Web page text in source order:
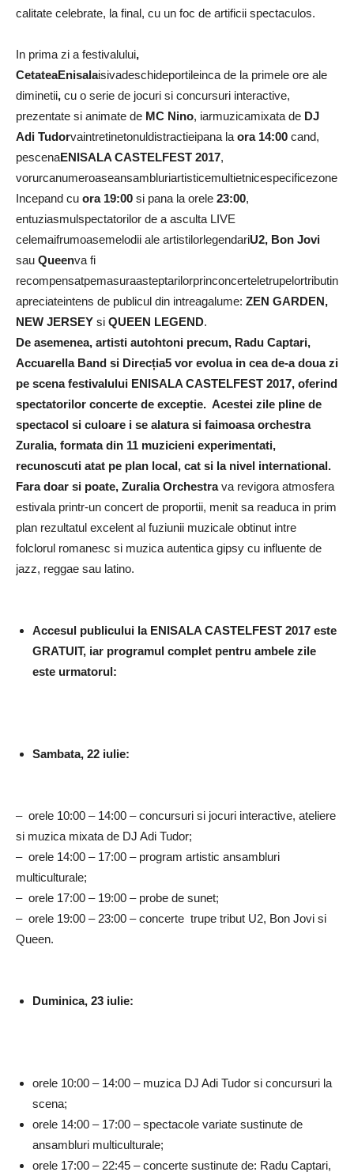
calitate celebrate, la final, cu un foc de artificii spectaculos.
In prima zi a festivalului,
CetateaEnisalaisivadeschideportileinca de la primele ore ale
diminetii, cu o serie de jocuri si concursuri interactive,
prezentate si animate de MC Nino, iarmuzicamixata de DJ
Adi Tudorvaintretinetonuldistractieipana la ora 14:00 cand,
pescenaENISALA CASTELFEST 2017,
Incepand cu ora 19:00 si pana la orele 23:00,
entuziasmulspectatorilor de a asculta LIVE
celemaifrumoasemelodii ale artistilorlegendariU2, Bon Jovi
sau Queenva fi
apreciateintens de publicul din intreagalume: ZEN GARDEN,
NEW JERSEY si QUEEN LEGEND.
De asemenea, artisti autohtoni precum, Radu Captari,
Accuarella Band si Direcția5 vor evolua in cea de-a doua zi
pe scena festivalului ENISALA CASTELFEST 2017, oferind
spectatorilor concerte de exceptie. Acestei zile pline de
spectacol si culoare i se alatura si faimoasa orchestra
Zuralia, formata din 11 muzicieni experimentati,
recunoscuti atat pe plan local, cat si la nivel international.
Fara doar si poate, Zuralia Orchestrava revigora atmosfera
estivala printr-un concert de proportii, menit sa readuca in prim
plan rezultatul excelent al fuziunii muzicale obtinut intre
folclorul romanesc si muzica autentica gipsy cu influente de
jazz, reggae sau latino.
Accesul publicului la ENISALA CASTELFEST 2017 este
GRATUIT, iar programul complet pentru ambele zile
este urmatorul:
Sambata, 22 iulie:
– orele 10:00 – 14:00 – concursuri si jocuri interactive, ateliere
si muzica mixata de DJ Adi Tudor;
– orele 14:00 – 17:00 – program artistic ansambluri
multiculturale;
– orele 17:00 – 19:00 – probe de sunet;
– orele 19:00 – 23:00 – concerte trupe tribut U2, Bon Jovi si
Queen.
Duminica, 23 iulie:
orele 10:00 – 14:00 – muzica DJ Adi Tudor si concursuri la
scena;
orele 14:00 – 17:00 – spectacole variate sustinute de
ansambluri multiculturale;
orele 17:00 – 22:45 – concerte sustinute de: Radu Captari,